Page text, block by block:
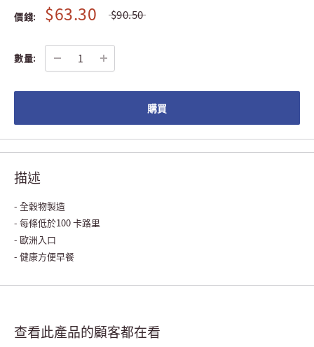
價錢: $63.30 $90.50
數量:
購買
描述
- 全穀物製造
- 每條低於100 卡路里
- 歐洲入口
- 健康方便早餐
查看此產品的顧客都在看